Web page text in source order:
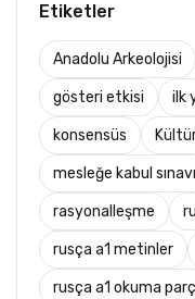
Etiketler
Anadolu Arkeolojisi
gösteri etkisi ilk
konsensüs
mesleğe kabul sınavı
rasyonalleşme
rusça a1 metinler
rusça a1 okuma